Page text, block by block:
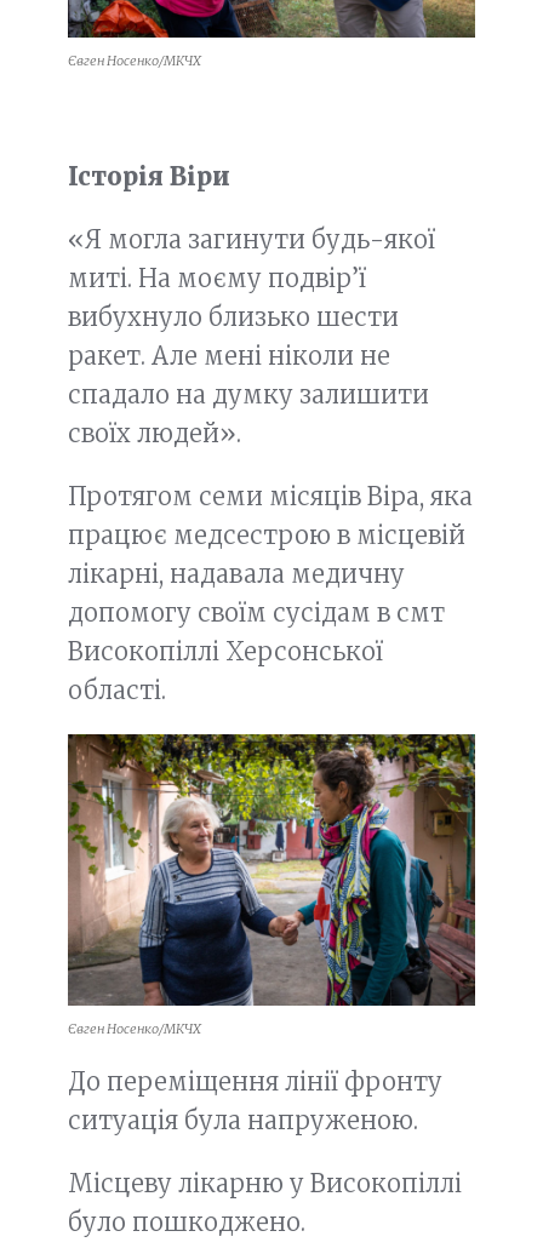
Євген Носенко/МКЧХ
Історія Віри
«Я могла загинути будь-якої
миті. На моєму подвір’ї
вибухнуло близько шести
ракет. Але мені ніколи не
спадало на думку залишити
своїх людей».
Протягом семи місяців Віра, яка
працює медсестрою в місцевій
лікарні, надавала медичну
допомогу своїм сусідам в смт
Високопіллі Херсонської
області.
Євген Носенко/МКЧХ
До переміщення лінії фронту
ситуація була напруженою.
Місцеву лікарню у Високопіллі
було пошкоджено.